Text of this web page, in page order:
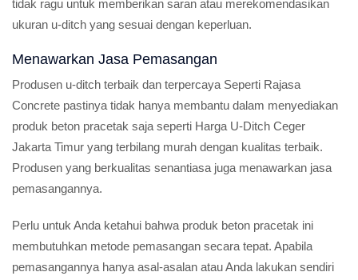
tidak ragu untuk memberikan saran atau merekomendasikan
ukuran u-ditch yang sesuai dengan keperluan.
Menawarkan Jasa Pemasangan
Produsen u-ditch terbaik dan terpercaya Seperti Rajasa
Concrete pastinya tidak hanya membantu dalam menyediakan
produk beton pracetak saja seperti Harga U-Ditch Ceger
Jakarta Timur yang terbilang murah dengan kualitas terbaik.
Produsen yang berkualitas senantiasa juga menawarkan jasa
pemasangannya.
Perlu untuk Anda ketahui bahwa produk beton pracetak ini
membutuhkan metode pemasangan secara tepat. Apabila
pemasangannya hanya asal-asalan atau Anda lakukan sendiri